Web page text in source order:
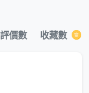
評價數 收藏數